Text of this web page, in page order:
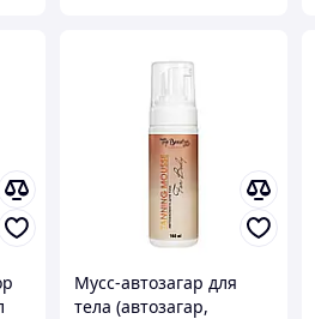
Мусс-автозагар для
тела (автозагар,